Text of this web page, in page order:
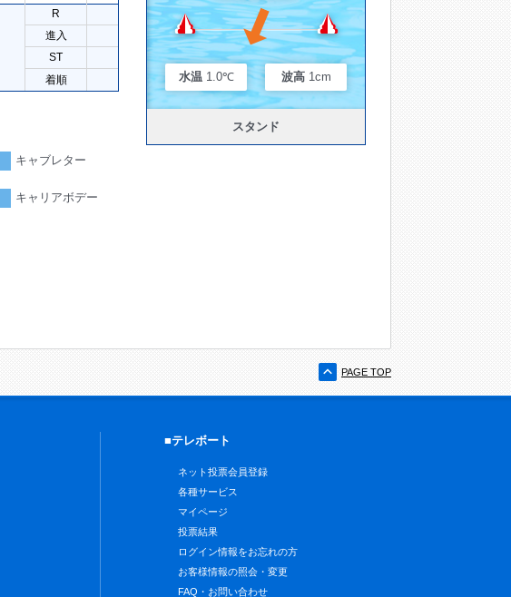
R
進入
ST
着順
キャブレター
キャリアボデー
水温 1.0℃ 波高 1cm
スタンド
PAGE TOP
■テレボート
ネット投票会員登録
各種サービス
マイページ
投票結果
ログイン情報をお忘れの方
お客様情報の照会・変更
FAQ・お問い合わせ